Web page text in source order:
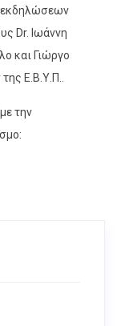
εκδηλώσεων
Dr. Ιωάννη
και Γιώργο
Ε.Β.Υ.Π..
την